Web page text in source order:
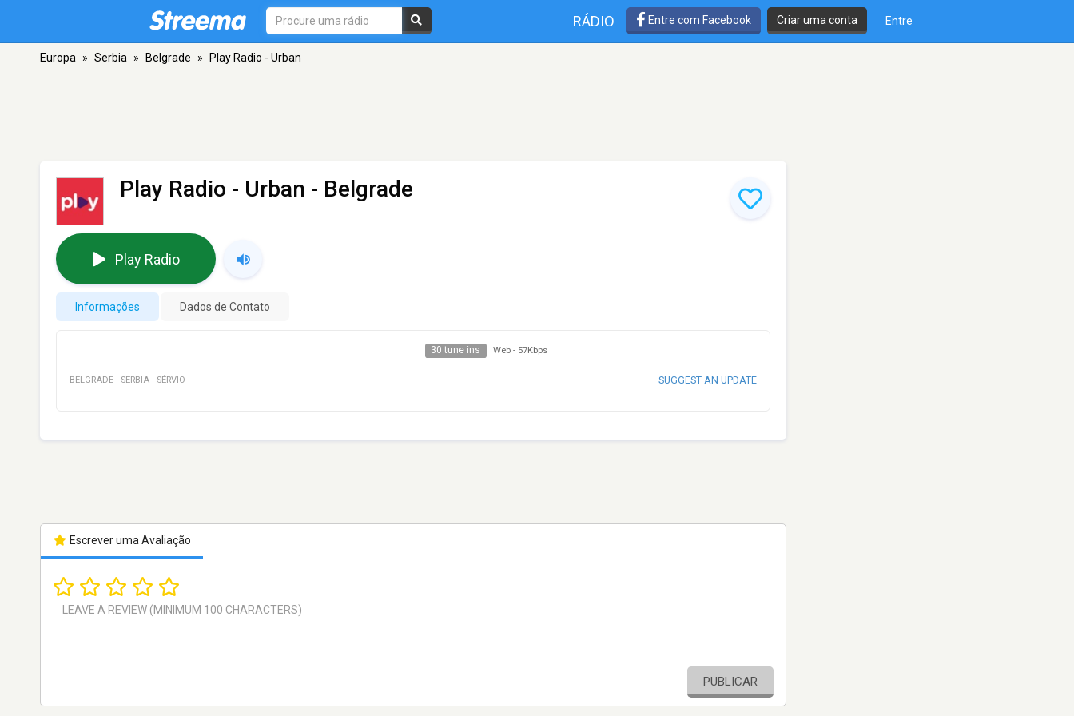
RÁDIO Entre com Facebook Criar uma conta Entre
Europa » Serbia » Belgrade » Play Radio - Urban
Play Radio - Urban - Belgrade
Play Radio
Informações Dados de Contato
30 tune ins Web - 57Kbps
BELGRADE · SERBIA · SÉRVIO SUGGEST AN UPDATE
Escrever uma Avaliação
PUBLICAR